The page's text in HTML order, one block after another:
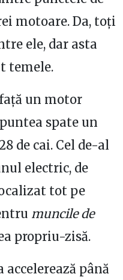
motoare. Da, toți
ele, dar asta
temele.
un motor
spate un
de cai. Cel de-al
electric, de
tot pe
muncile de
propriu-zisă.
până